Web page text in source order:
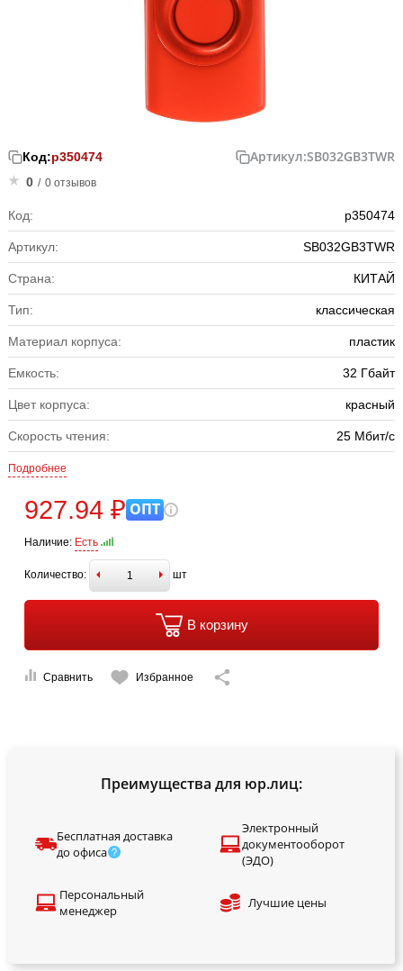
Код:р350474 Артикул:SB032GB3TWR
0 / 0 отзывов
Код: р350474
Артикул: SB032GB3TWR
Страна: КИТАЙ
Тип: классическая
Материал корпуса: пластик
Емкость: 32 Гбайт
Цвет корпуса: красный
Скорость чтения: 25 Мбит/с
Подробнее
927.94 ₽ ОПТ
Наличие: Есть
Количество: шт
В корзину
Сравнить Избранное
Преимущества для юр.лиц:
Бесплатная доставка
до офиса
Электронный
документооборот
(ЭДО)
Персональный
менеджер
Лучшие цены